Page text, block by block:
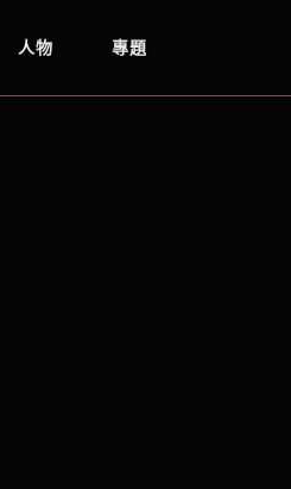
人物 專題